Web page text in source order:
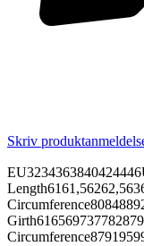
Skriv